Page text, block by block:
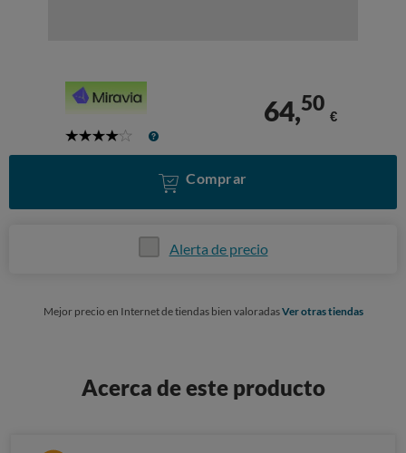
4
64,50
€
Comprar
Alerta de precio
Mejor precio en Internet de tiendas bien valoradasVer otras tiendas
Acerca de este producto